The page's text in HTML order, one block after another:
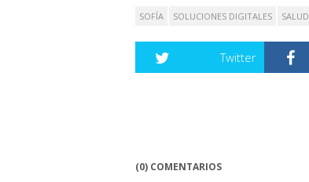
SOFÍA SOLUCIONES DIGITALES SALUD
Twitter
(0) COMENTARIOS